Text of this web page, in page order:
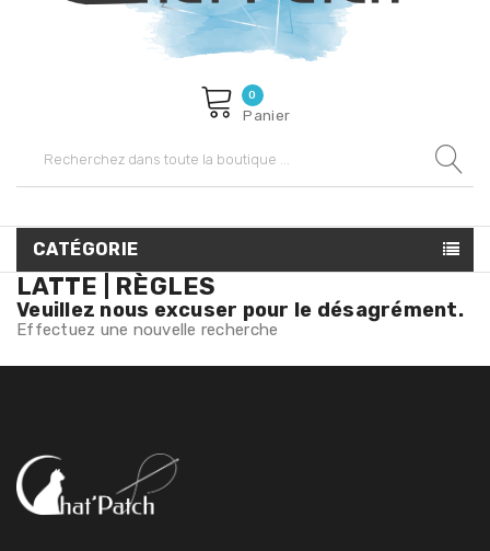
Panier
0
CATÉGORIE
LATTE | RÈGLES
Veuillez nous excuser pour le désagrément.
Effectuez une nouvelle recherche